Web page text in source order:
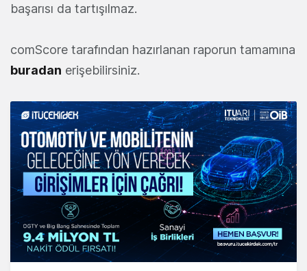
başarısı da tartışılmaz.
comScore tarafından hazırlanan raporun tamamına
buradan erişebilirsiniz.